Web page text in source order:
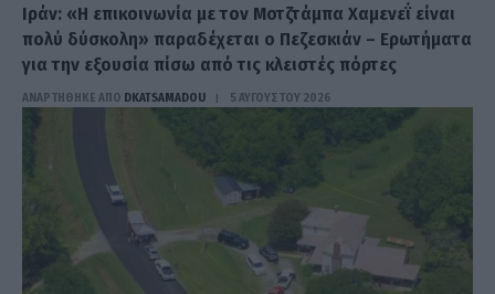
Ιράν: «Η επικοινωνία με τον Μοτζτάμπα Χαμενεΐ είναι
πολύ δύσκολη» παραδέχεται ο Πεζεσκιάν – Ερωτήματα
για την εξουσία πίσω από τις κλειστές πόρτες
ΑΝΑΡΤΗΘΗΚΕ ΑΠΟ DKATSAMADOU 5 ΑΥΓΟΎΣΤΟΥ 2026